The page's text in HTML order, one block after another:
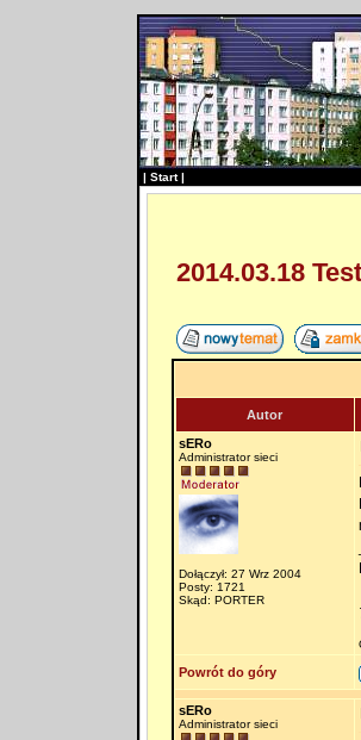
| Start|
2014.03.18
Autor
sERo
Administrator sieci
Dołączył: 27 Wrz 2004
Posty: 1721
Skąd: PORTER
Powrót do góry
sERo
Administrator sieci